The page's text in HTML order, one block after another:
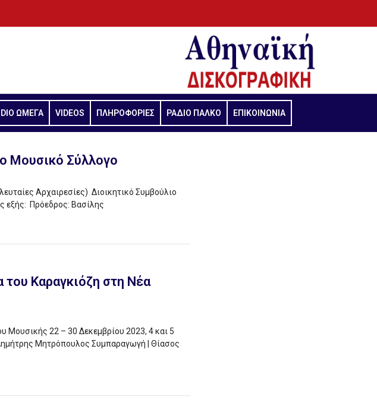
ΩΜΕΓΑ VIDEOS ΠΛΗΡΟΦΟΡΙΕΣ ΡΑΔΙΟ ΠΑΛΚΟ ΕΠΙΚΟΙΝΩΝΙΑ
Μουσικό Σύλλογο
Αρχαιρεσίες) Διοικητικό Συμβούλιο
εξής: Πρόεδρος: Βασίλης
του Καραγκιόζη στη Νέα
Μουσικής 22 – 30 Δεκεμβρίου 2023, 4 και 5
Μητρόπουλος Συμπαραγωγή | Θίασος